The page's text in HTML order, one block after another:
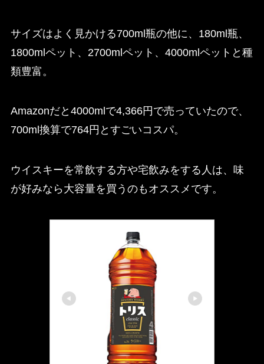
サイズはよく見かける700ml瓶の他に、180ml瓶、
1800mlペット、2700mlペット、4000mlペットと種
類豊富。
Amazonだと4000mlで4,366円で売っていたので、
700ml換算で764円とすごいコスパ。
ウイスキーを常飲する方や宅飲みをする人は、味
が好みなら大容量を買うのもオススメです。